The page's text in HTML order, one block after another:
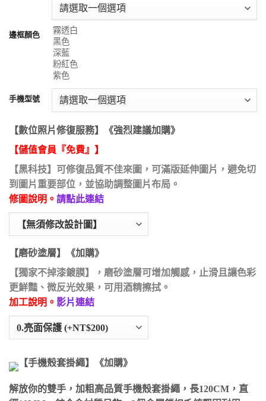
邊框顏色
手機型號
【數位照片修復服務】《強烈建議加購》
【儲值會員『免費』】
【黑科技】可修復品質不佳來圖，可滿版延伸圖片，避免切
到圖片重要部位，並協助調整圖片布局。
修圖說明。 請點此連結
【磨砂塗層】《加購》
【獨家不掉漆鍍膜】，磨砂塗層可增加觸感，止滑且讓色彩
更鮮豔、微反光效果，可用酒精擦拭。
加工說明。 影片連結
【手機殼套掛繩】《加購》
解放你的雙手，加粗高品質手機殼套掛繩，長120CM，直